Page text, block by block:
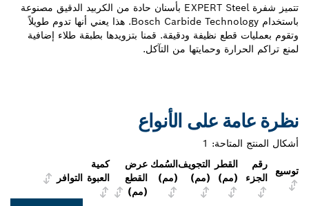
تتميز شفرة EXPERT Steel بأسنان حادة من الكربيد الدقيق مصنوعة
باستخدام Bosch Carbide Technology. هذا يعني أنها تدوم طويلاً
وتقوم بعمليات قطع نظيفة ودقيقة. قمنا بتزويدها بطبقة طلاء إضافية
لمنع تراكم الحرارة وحمايتها من التآكل.
نظرة عامة على الأنواع
أشكال المنتج المتاحة: 1
توسيع
رقم
الجزء
القطر
(مم)
التجويف
(مم)
السُمك
(مم)
عرض
القطع
(مم)
كمية
العبوة التوافر